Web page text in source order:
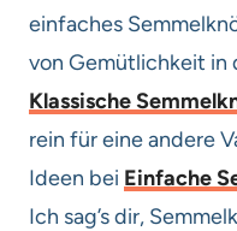
einfaches
von Gemütlichkeit in
Klassische
rein für eine andere
Ideen bei Einfache
Ich sag’s dir,